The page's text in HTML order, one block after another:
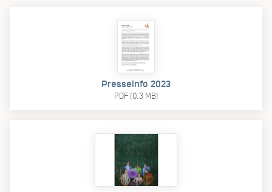
Presseinfo 2023
PDF (0.3 MB)